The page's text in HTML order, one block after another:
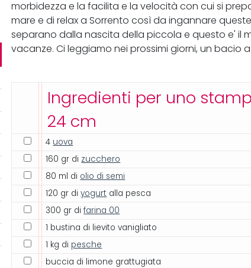
morbidezza e la facilita e la velocità con cui si
mare e di relax a Sorrento così da ingannare
separano dalla nascita della piccola e questo e' il
vacanze. Ci leggiamo nei prossimi giorni, un bacio
Ingredienti per uno
24 cm
4 uova
160 gr di zucchero
80 ml di olio di semi
120 gr diyogurt alla pesca
300 gr difarina 00
1 bustina di lievito vanigliato
1 kg di pesche
buccia di limone grattugiata